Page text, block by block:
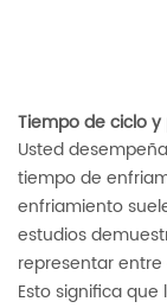
Tiempo de ciclo
Usted
tiempo de
enfriamiento
estudios
representar entre
Esto significa